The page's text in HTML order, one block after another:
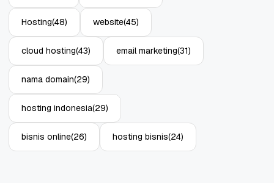
4
Hosting(48) website(45)
cloud hosting(43) email marketing(31)
nama domain(29)
hosting indonesia(29)
bisnis online(26) hosting bisnis(24)